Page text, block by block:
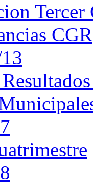
Tercer
CGR